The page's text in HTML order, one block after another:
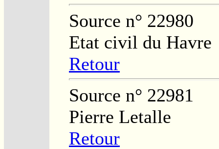
Source n° 22980
Etat civil du Havre
Retour
Source n° 22981
Pierre Letalle
Retour